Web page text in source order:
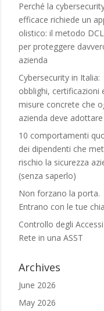
Perché la
efficace richiede un
olistico: il metodo
per proteggere
azienda
Cybersecurity in Italia:
obblighi, certificazioni
misure concrete che
azienda deve
10 comportamenti
dei dipendenti che
rischio la sicurezza
(senza saperlo)
Non forzano la porta.
Entrano con le tue
Controllo degli
Rete in una ASST
Archives
June 2026
May 2026